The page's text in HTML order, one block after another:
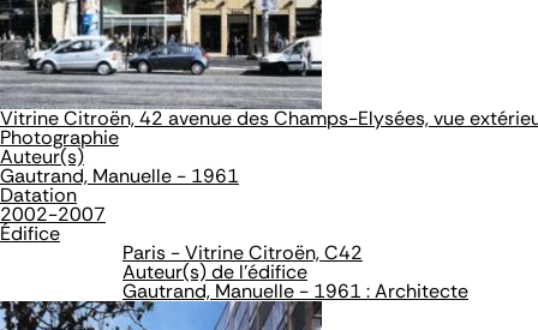
Vitrine Citroën, 42 avenue des Champs-Elysées, vue
Photographie
Auteur(s)
Gautrand, Manuelle - 1961
Datation
2002-2007
Édifice
Paris - Vitrine Citroën, C42
Auteur(s) de l'édifice
Gautrand, Manuelle - 1961 : Architecte